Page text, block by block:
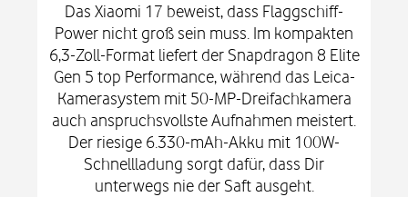
Das Xiaomi 17 beweist, dass Flaggschiff-
Power nicht groß sein muss. Im kompakten
6,3-Zoll-Format liefert der Snapdragon 8 Elite
Gen 5 top Performance, während das Leica-
Kamerasystem mit 50-MP-Dreifachkamera
auch anspruchsvollste Aufnahmen meistert.
Der riesige 6.330-mAh-Akku mit 100W-
Schnellladung sorgt dafür, dass Dir
unterwegs nie der Saft ausgeht.